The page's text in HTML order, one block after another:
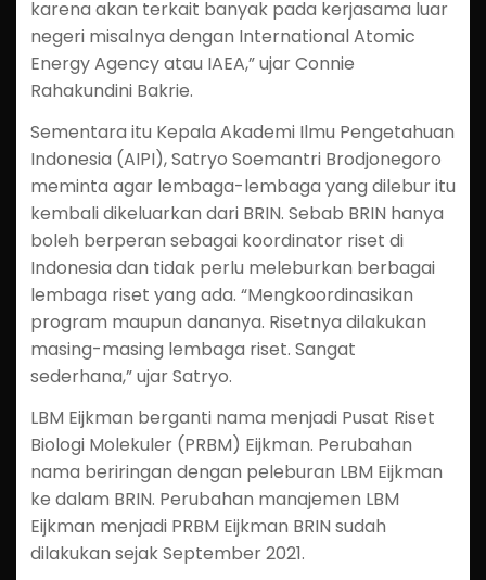
karena akan terkait banyak pada kerjasama luar
negeri misalnya dengan International Atomic
Energy Agency atau IAEA,” ujar Connie
Rahakundini Bakrie.
Sementara itu Kepala Akademi Ilmu Pengetahuan
Indonesia (AIPI), Satryo Soemantri Brodjonegoro
meminta agar lembaga-lembaga yang dilebur itu
kembali dikeluarkan dari BRIN. Sebab BRIN hanya
boleh berperan sebagai koordinator riset di
Indonesia dan tidak perlu meleburkan berbagai
lembaga riset yang ada. “Mengkoordinasikan
program maupun dananya. Risetnya dilakukan
masing-masing lembaga riset. Sangat
sederhana,” ujar Satryo.
LBM Eijkman berganti nama menjadi Pusat Riset
Biologi Molekuler (PRBM) Eijkman. Perubahan
nama beriringan dengan peleburan LBM Eijkman
ke dalam BRIN. Perubahan manajemen LBM
Eijkman menjadi PRBM Eijkman BRIN sudah
dilakukan sejak September 2021.